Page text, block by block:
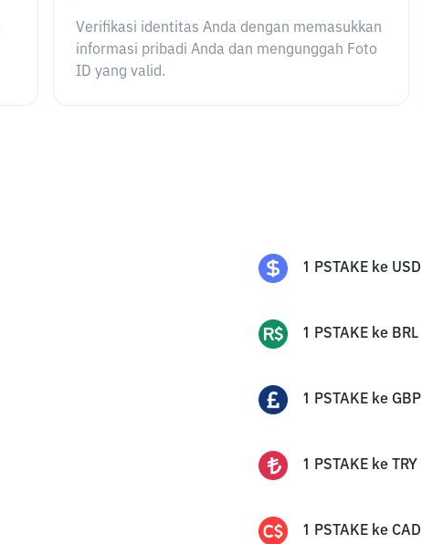
Verifikasi identitas Anda dengan memasukkan
informasi pribadi Anda dan mengunggah Foto
ID yang valid.
1 PSTAKE ke USD
1 PSTAKE ke BRL
1 PSTAKE ke GBP
1 PSTAKE ke TRY
1 PSTAKE ke CAD